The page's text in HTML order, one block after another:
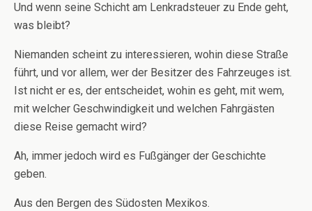
Und wenn seine Schicht am Lenkradsteuer zu Ende geht,
was bleibt?
Niemanden scheint zu interessieren, wohin diese Straße
führt, und vor allem, wer der Besitzer des Fahrzeuges ist.
Ist nicht er es, der entscheidet, wohin es geht, mit wem,
mit welcher Geschwindigkeit und welchen Fahrgästen
diese Reise gemacht wird?
Ah, immer jedoch wird es Fußgänger der Geschichte
geben.
Aus den Bergen des Südosten Mexikos.